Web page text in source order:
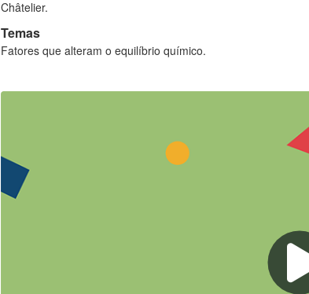
Châtelier.
Temas
Fatores que alteram o equilíbrio químico.